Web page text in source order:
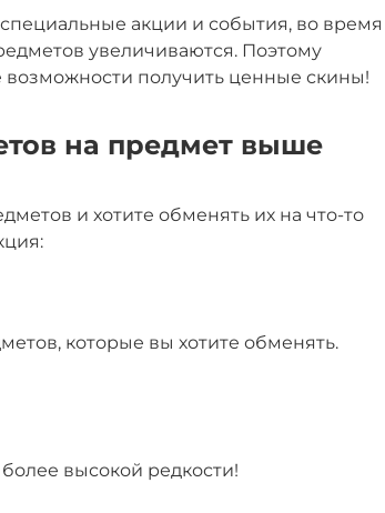
акции и события, во время
увеличиваются. Поэтому
возможности получить ценные скины!
на предмет выше
и хотите обменять их на что-то
которые вы хотите обменять.
высокой редкости!